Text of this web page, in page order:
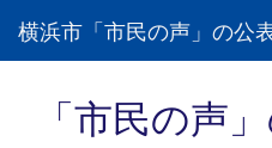
横浜市「市民の声」の公
「市民の声